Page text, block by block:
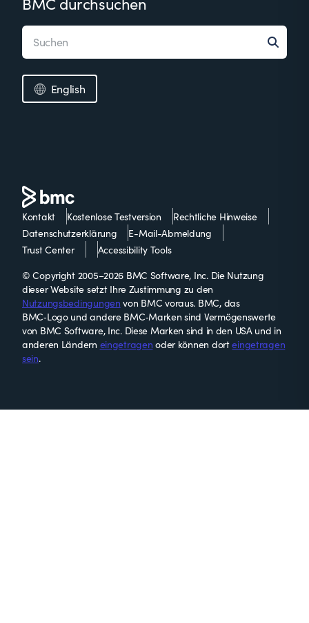
English
Kontakt Kostenlose Testversion
Rechtliche Hinweise
Datenschutzerklärung
E-Mail-Abmeldung
Trust Center
Accessibility Tools
© Copyright 2005–2026 BMC Software, Inc. Die Nutzung
dieser Website setzt Ihre Zustimmung zu den
Nutzungsbedingungen von BMC voraus. BMC, das
BMC‑Logo und andere BMC‑Marken sind Vermögenswerte
von BMC Software, Inc. Diese Marken sind in den USA und in
anderen Ländern eingetragen oder können dorteingetragen
sein.